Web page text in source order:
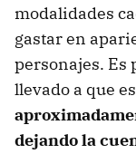
modalidades
gastar en
personajes. Es
llevado a que
dejando la